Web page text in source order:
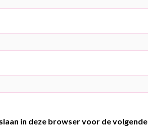
in deze browser voor de volgende